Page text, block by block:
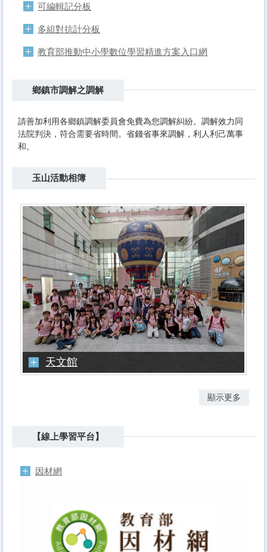
可編輯記分板
多組對抗計分板
教育部推動中小學數位學習精進方案入口網
鄉鎮市調解之調解
請善加利用各鄉鎮調解委員會免費為您調解糾紛。調解效力同
法院判決，符合需要省時間。省錢省事來調解，利人利己萬事
和。
玉山活動相簿
天文館
顯示更多
【線上學習平台】
因材網